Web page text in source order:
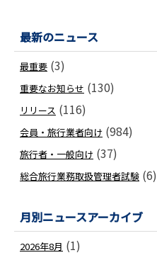
最新のニュース
最重要 (3)
重要なお知らせ (130)
リリース (116)
会員・旅行業者向け (984)
旅行者・一般向け (37)
総合旅行業務取扱管理者試験 (6)
月別ニュースアーカイブ
2026年8月 (1)